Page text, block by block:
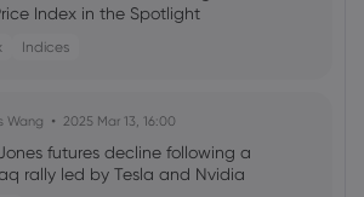
Index in the Spotlight
Indices
Wang 2025 Mar 13, 16:00
futures decline following a
rally led by Tesla and Nvidia